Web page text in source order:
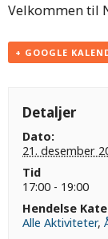
Velkommen til
+ GOOGLE
Detaljer
Dato:
21. desember
Tid
17:00 - 19:00
Hendelse
Alle Aktiviteter,